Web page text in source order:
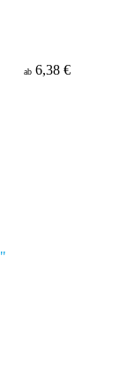
ab 6,38 €